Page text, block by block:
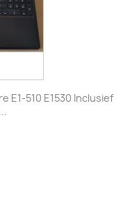
E1-510 E1530 Inclusief